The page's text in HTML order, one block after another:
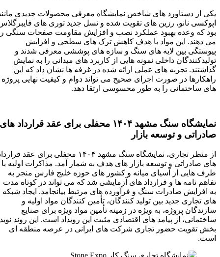
یکی از دستاورد های شاخص نمایشگاه معرفی محصولات جدیدی مانند
اپوکسی نانو، رزین‌ های تقویت‌ شده و نسل جدید توری‌ های فایبرگلاس
بود که وعده بهبود عملکرد نصب و افزایش مقاومت صفحات سنگی را
می‌ دهند. این مواد با هدف کاهش ترک‌ های سطحی و افزایش
پیوستگی بین لایه‌ های سنگ و سازه‌ های پوششی معرفی شدند و
تولیدکنندگان داخلی نمونه‌ هایی از کاربرد های میدانی را به نمایش
گذاشتند. تجربه‌ های عملی ارائه‌ شده در غرفه‌ ها نشان داد که این
راهکارها در صورت اجرای صحیح می‌ تواند دوام و کیفیت نهایی پروژه‌
های ساختمانی را به‌ طور محسوسی ارتقا دهد.
نمایشگاه سنگ مشهد ۱۴۰۴ محفلی برای عقد قرارداد های
صادراتی و توسعه بازار
از منظر تجاری، نمایشگاه سنگ مشهد ۱۴۰۴ محفلی برای عقد قرارداد
های صادراتی و توسعه بازار های هدف به شمار آمد. مذاکرات اولیه با
طرف‌ هایی از آسیای میانه و کشور های حوزه خلیج‌ فارس منجر به
تفاهم‌ نامه‌ ها و قرارداد های آزمایشی شد که می‌ تواند در کوتاه‌ مدت
به افزایش صادرات سنگ و فرآورده‌ های مرتبط بیانجامد. ایجاد شبکه‌
های تجاری جدید بین تولید کنندگان، تأمین‌ کنندگان مواد اولیه و
سازندگان پروژه، به‌ ویژه در زمینه تأمین مواد ویژه برای صنایع
ساختمانی، از پیامد های اقتصادی مثبت این رویداد است. این روند نوید
بخش تقویت حضور تجاری شرکت‌ های ایرانی در عرصه منطقه‌ ای
است.